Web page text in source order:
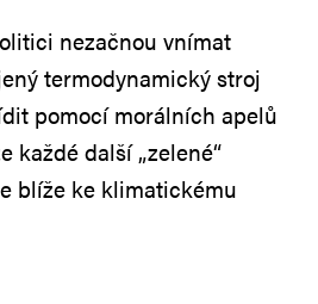
nezačnou vnímat
termodynamický stroj
pomocí morálních apelů
každé další „zelené“
blíže ke klimatickému